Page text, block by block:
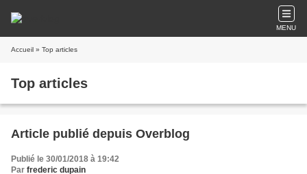
MENU
Accueil » Top articles
Top articles
Article publié depuis Overblog
Publié le 30/01/2018 à 19:42
Par frederic dupain